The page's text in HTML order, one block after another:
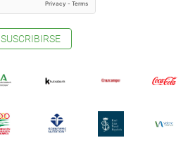
SUSCRIBIRSE